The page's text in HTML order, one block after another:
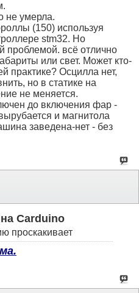
не умерла.
(150) используя
stm32. Но
проблемой. всё отлично
или свет. Может кто-
практике? Осцилла нет,
но в статике на
не меняется.
до включения фар -
и магнитола
заведена-нет - без
Carduino
проскакивает